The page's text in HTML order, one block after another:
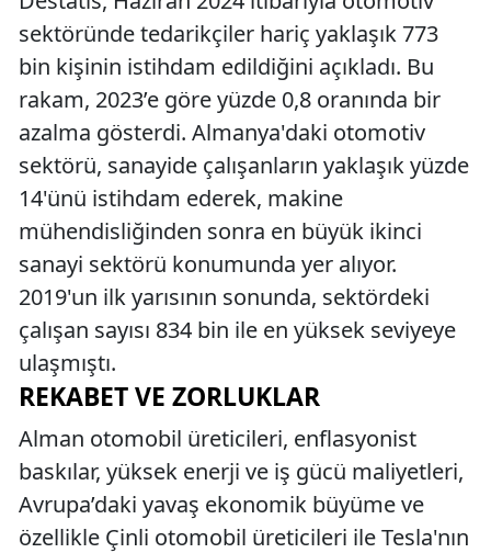
sektöründe tedarikçiler hariç yaklaşık 773
bin kişinin istihdam edildiğini açıkladı. Bu
rakam, 2023’e göre yüzde 0,8 oranında bir
azalma gösterdi. Almanya'daki otomotiv
sektörü, sanayide çalışanların yaklaşık yüzde
14'ünü istihdam ederek, makine
mühendisliğinden sonra en büyük ikinci
sanayi sektörü konumunda yer alıyor.
2019'un ilk yarısının sonunda, sektördeki
çalışan sayısı 834 bin ile en yüksek seviyeye
ulaşmıştı.
REKABET VE ZORLUKLAR
Alman otomobil üreticileri, enflasyonist
baskılar, yüksek enerji ve iş gücü maliyetleri,
Avrupa’daki yavaş ekonomik büyüme ve
özellikle Çinli otomobil üreticileri ile Tesla'nın